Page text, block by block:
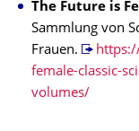
The Future is
Sammlung von
Frauen.
female-classic-
volumes/